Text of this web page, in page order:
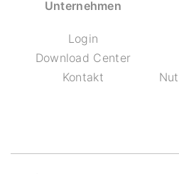
Unternehmen
Login
Download Center
Kontakt